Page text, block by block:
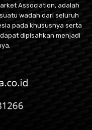
Association, adalah
wadah dari seluruh
pada khususnya serta
dipisahkan menjadi